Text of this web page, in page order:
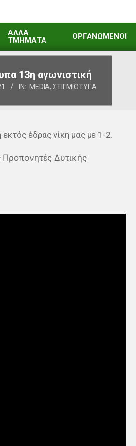
ΑΛΛΑ
ΤΜΗΜΑΤΑ
ΟΡΓΑΝΩΜΕΝΟΙ
13η αγωνιστική
IN: MEDIA, ΣΤΙΓΜΙΌΤΥΠΑ
έδρας νίκη μας με 1-2.
Προπονητές Δυτικής